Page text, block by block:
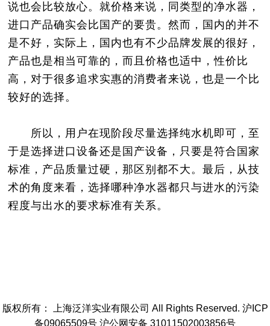
说也会比较放心。就价格来说，同类型的净水器，
进口产品确实会比国产的要贵。然而，国内的并不
是不好，实际上，国内也有不少品牌发展的很好，
产品也是相当可靠的，而且价格也适中，性价比
高，对于很多追求实惠的消费者来说，也是一个比
较好的选择。
所以，用户在现阶段尽量选择纯水机即可，至
于是选择进口设备还是国产设备，只要是符合国家
标准，产品质量过硬，那区别都不大。最后，从技
术的角度来看，选择哪种净水器都只与进水的污染
程度与出水的要求标准有关系。
版权所有： 上海泛洋实业有限公司 All Rights Reserved. 沪ICP
备09065509号 沪公网安备 31011502003856号